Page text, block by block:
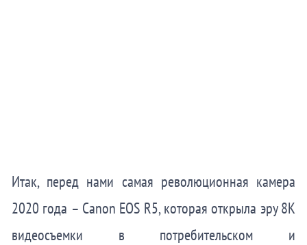
Итак, перед нами самая революционная камера
2020 года – Canon EOS R5, которая открыла эру 8K
видеосъемки в потребительском и